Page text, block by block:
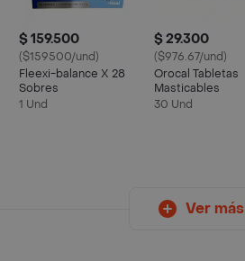
$ 159.500
($159500/und)
Fleexi-balance X 28
Sobres
1 Und
$ 29.300
($976.67/und)
Orocal Tabletas
Masticables
30 Und
Ver más